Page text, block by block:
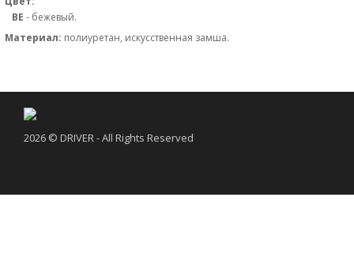
BE - бежевый.
Материал: полиуретан, искусственная замша.
2026 © DRIVER - All Rights Reserved